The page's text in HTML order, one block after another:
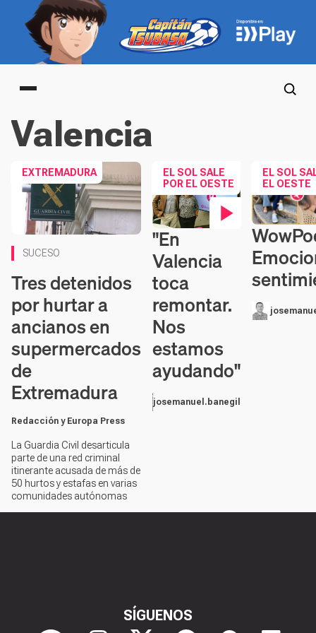
Main menu
Valencia
EXTREMADURA
SUCESO
Tres detenidos
por hurtar a
ancianos en
supermercados
de
Extremadura
Redacción y Europa Press
La Guardia Civil desarticula
parte de una red criminal
itinerante acusada de más de
50 hurtos y estafas en varias
comunidades autónomas
EL SOL SALE
POR EL OESTE
Contenido en vídeo
"En
Valencia
toca
remontar.
Nos
estamos
ayudando"
josemanuel.banegil
EL SOL
EL OESTE
Contenido
SÍGUENOS